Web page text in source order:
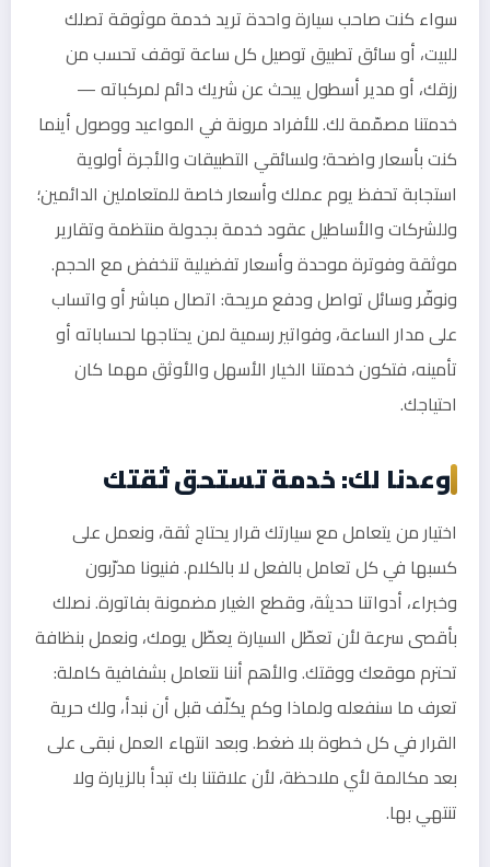
سواء كنت صاحب سيارة واحدة تريد خدمة موثوقة تصلك
للبيت، أو سائق تطبيق توصيل كل ساعة توقف تحسب من
رزقك، أو مدير أسطول يبحث عن شريك دائم لمركباته —
خدمتنا مصمّمة لك. للأفراد مرونة في المواعيد ووصول أينما
كنت بأسعار واضحة؛ ولسائقي التطبيقات والأجرة أولوية
استجابة تحفظ يوم عملك وأسعار خاصة للمتعاملين الدائمين؛
وللشركات والأساطيل عقود خدمة بجدولة منتظمة وتقارير
موثقة وفوترة موحدة وأسعار تفضيلية تنخفض مع الحجم.
ونوفّر وسائل تواصل ودفع مريحة: اتصال مباشر أو واتساب
على مدار الساعة، وفواتير رسمية لمن يحتاجها لحساباته أو
تأمينه، فتكون خدمتنا الخيار الأسهل والأوثق مهما كان
احتياجك.
وعدنا لك: خدمة تستحق ثقتك
اختيار من يتعامل مع سيارتك قرار يحتاج ثقة، ونعمل على
كسبها في كل تعامل بالفعل لا بالكلام. فنيونا مدرّبون
وخبراء، أدواتنا حديثة، وقطع الغيار مضمونة بفاتورة. نصلك
بأقصى سرعة لأن تعطّل السيارة يعطّل يومك، ونعمل بنظافة
تحترم موقعك ووقتك. والأهم أننا نتعامل بشفافية كاملة:
تعرف ما سنفعله ولماذا وكم يكلّف قبل أن نبدأ، ولك حرية
القرار في كل خطوة بلا ضغط. وبعد انتهاء العمل نبقى على
بعد مكالمة لأي ملاحظة، لأن علاقتنا بك تبدأ بالزيارة ولا
تنتهي بها.